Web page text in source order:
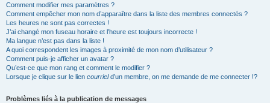
Comment modifier mes paramètres ?
Comment empêcher mon nom d’apparaître dans la liste des membres connectés ?
Les heures ne sont pas correctes !
J’ai changé mon fuseau horaire et l’heure est toujours incorrecte !
Ma langue n’est pas dans la liste !
A quoi correspondent les images à proximité de mon nom d’utilisateur ?
Comment puis-je afficher un avatar ?
Qu’est-ce que mon rang et comment le modifier ?
Lorsque je clique sur le lien courrield’un membre, on me demande de me connecter !?
Problèmes liés à la publication de messages